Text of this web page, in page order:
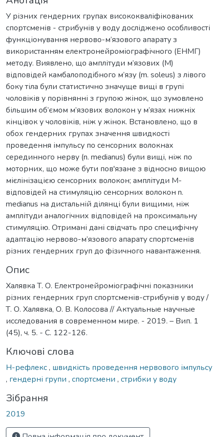
У різних гендерних групах висококваліфікованих
спортсменів - стрибунів у воду досліджено особливості
функціонування нервово-м’язового апарату з
використанням електронейроміографічного (ЕНМГ)
методу. Виявлено, що амплітуди м’язових (М)
відповідей камбалоподібного м’язу (m. soleus) з лівого
боку тіла були статистично значуще вищі в групі
чоловіків у порівнянні з групою жінок, що зумовлено
більшим об’ємом м’язових волокон у м’язах нижніх
кінцівок у чоловіків, ніж у жінок. Встановлено, що в
обох гендерних групах значення швидкості
проведення імпульсу по сенсорних волокнах
серединного нерву (n. medianus) були вищі, ніж по
моторних, що може бути пов'язане з відносно вищою
мієлінізацією сенсорних волокон; амплітуди М-
відповідей на стимуляцію сенсорних волокон n.
medianus на дистальній ділянці були вищими, ніж
амплітуди аналогічних відповідей на проксимальну
стимуляцію. Отримані дані свідчать про специфічну
адаптацію нервово-м’язового апарату спортсменів
різних гендерних груп до фізичного навантаження.
Опис
Халявка Т. О. Електронейроміографічні показники
різних гендерних груп спортсменів-стрибунів у воду /
Т. О. Халявка, О. В. Колосова // Актуальные научные
исследования в современном мире. - 2019. – Вип. 1
(45), ч. 5. - С. 122-126.
Ключові слова
Н-рефлекс, швидкість проведення нервового імпульсу
, гендерні групи , спортсмени , стрибки у воду
Зібрання
2019